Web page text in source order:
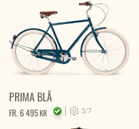
PRIMA BLÅ
FR.6 495KR 3/7